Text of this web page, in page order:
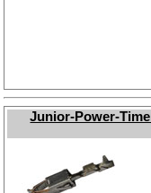
Junior-Power-